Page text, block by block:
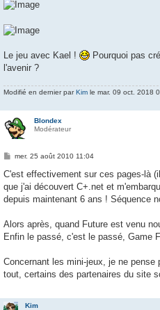
Le jeu avec Kael !
Pourquoi pas
l'avenir ?
Modifié en dernier parKim le mar. 09 oct. 2018
Blondex
Modérateur
M
s
a
g
e
mer. 25 août 2010 11:04
C'est effectivement sur ces pages-là
que j'ai découvert C+.net et
depuis maintenant 6 ans ! Séquence
Alors après, quand Future est venu
Enfin le passé, c'est le passé, Game
Concernant les mini-jeux, je ne
tout, certains des partenaires du site
Kim